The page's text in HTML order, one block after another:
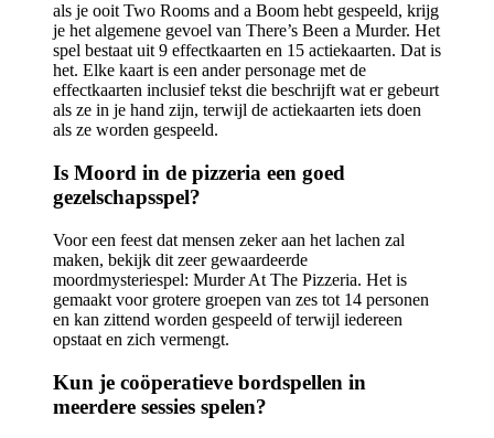
als je ooit Two Rooms and a Boom hebt gespeeld, krijg
je het algemene gevoel van There’s Been a Murder. Het
spel bestaat uit 9 effectkaarten en 15 actiekaarten. Dat is
het. Elke kaart is een ander personage met de
effectkaarten inclusief tekst die beschrijft wat er gebeurt
als ze in je hand zijn, terwijl de actiekaarten iets doen
als ze worden gespeeld.
Is Moord in de pizzeria een goed
gezelschapsspel?
Voor een feest dat mensen zeker aan het lachen zal
maken, bekijk dit zeer gewaardeerde
moordmysteriespel: Murder At The Pizzeria. Het is
gemaakt voor grotere groepen van zes tot 14 personen
en kan zittend worden gespeeld of terwijl iedereen
opstaat en zich vermengt.
Kun je coöperatieve bordspellen in
meerdere sessies spelen?